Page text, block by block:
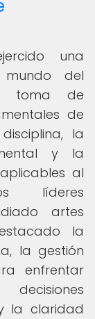
una
del
toma de
de
la
y la
al
líderes
artes
la
la gestión
enfrentar
la claridad